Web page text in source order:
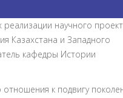
научного
Казахстана и Западного
кафедры Истории
к подвигу